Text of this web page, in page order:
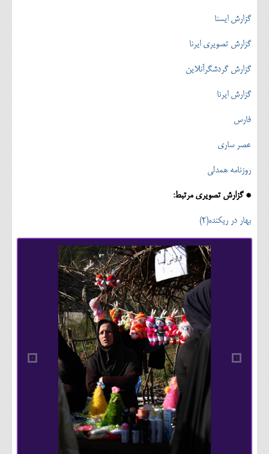
گزارش ایسنا
گزارش تصویری ایرنا
گزارش گردشگرآنلاین
گزارش ایرنا
فارس
عصر ساری
روزنامه همدلی
* گزارش تصویری مرتبط:
بهار در ریکنده(2)
› ‹